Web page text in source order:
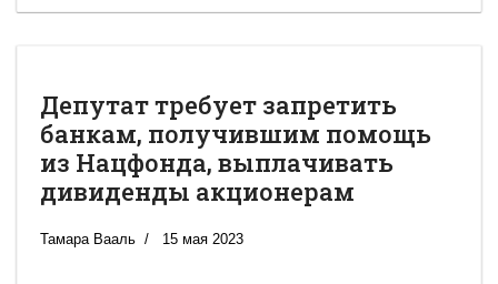
Депутат требует запретить
банкам, получившим помощь
из Нацфонда, выплачивать
дивиденды акционерам
Тамара Вааль 15 мая 2023